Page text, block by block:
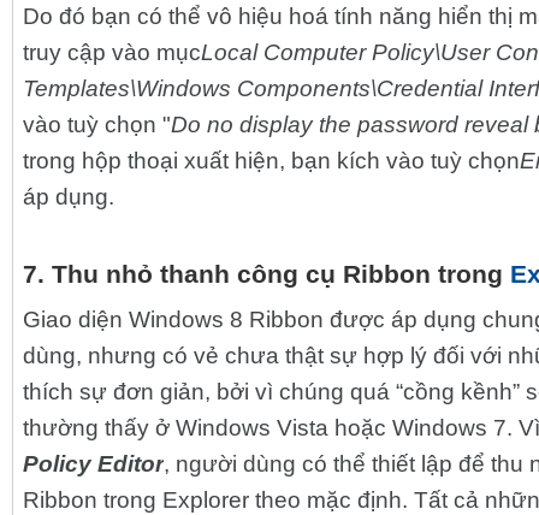
Do đó bạn có thể vô hiệu hoá tính năng hiển thị
truy cập vào mụcLocal Computer Policy\User
Templates\Windows Components\Credential
vào tuỳ chọn "Do no display the password reveal
trong hộp thoại xuất hiện, bạn kích vào tuỳ chọn
áp dụng.
7. Thu nhỏ thanh công cụ Ribbon trong
Giao diện Windows 8 Ribbon được áp dụng
dùng, nhưng có vẻ chưa thật sự hợp lý đối với
thích sự đơn giản, bởi vì chúng quá “cồng kềnh”
thường thấy ở Windows Vista hoặc Windows 7.
Policy Editor, người dùng có thể thiết lập để thu
Ribbon trong Explorer theo mặc định. Tất cả